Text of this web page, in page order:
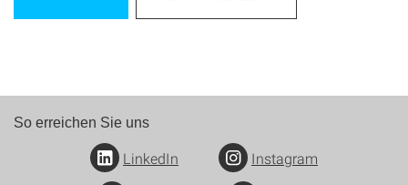
So erreichen Sie uns
LinkedIn
Instagram